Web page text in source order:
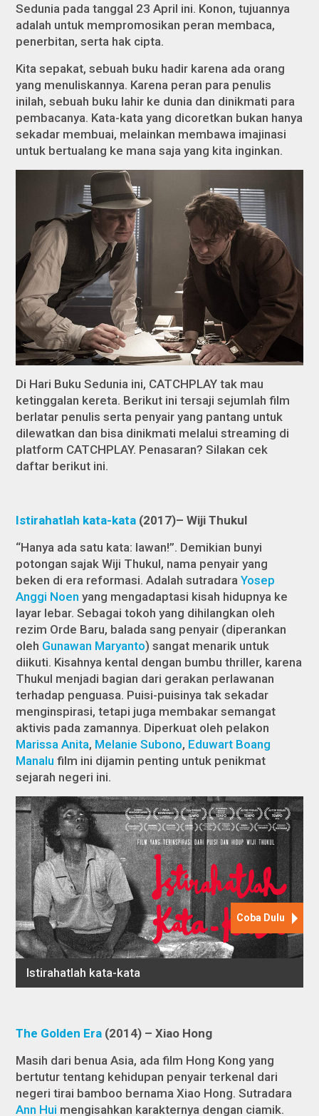
Sedunia pada tanggal 23 April ini. Konon, tujuannya
adalah untuk mempromosikan peran membaca,
penerbitan, serta hak cipta.
Kita sepakat, sebuah buku hadir karena ada orang
yang menuliskannya. Karena peran para penulis
inilah, sebuah buku lahir ke dunia dan dinikmati para
pembacanya. Kata-kata yang dicoretkan bukan hanya
sekadar membuai, melainkan membawa imajinasi
untuk bertualang ke mana saja yang kita inginkan.
Di Hari Buku Sedunia ini, CATCHPLAY tak mau
ketinggalan kereta. Berikut ini tersaji sejumlah film
berlatar penulis serta penyair yang pantang untuk
dilewatkan dan bisa dinikmati melalui streaming di
platform CATCHPLAY. Penasaran? Silakan cek
daftar berikut ini.
Istirahatlah kata-kata (2017)– Wiji Thukul
“Hanya ada satu kata: lawan!”. Demikian bunyi
potongan sajak Wiji Thukul, nama penyair yang
beken di era reformasi. Adalah sutradaraYosep
Anggi Noen yang mengadaptasi kisah hidupnya ke
layar lebar. Sebagai tokoh yang dihilangkan oleh
rezim Orde Baru, balada sang penyair (diperankan
oleh Gunawan Maryanto) sangat menarik untuk
diikuti. Kisahnya kental dengan bumbu thriller, karena
Thukul menjadi bagian dari gerakan perlawanan
terhadap penguasa. Puisi-puisinya tak sekadar
menginspirasi, tetapi juga membakar semangat
aktivis pada zamannya. Diperkuat oleh pelakon
Marissa Anita, Melanie Subono, Eduwart Boang
Manalu film ini dijamin penting untuk penikmat
sejarah negeri ini.
The Golden Era (2014) – Xiao Hong
Masih dari benua Asia, ada film Hong Kong yang
bertutur tentang kehidupan penyair terkenal dari
negeri tirai bamboo bernama Xiao Hong. Sutradara
Ann Hui mengisahkan karakternya dengan ciamik.